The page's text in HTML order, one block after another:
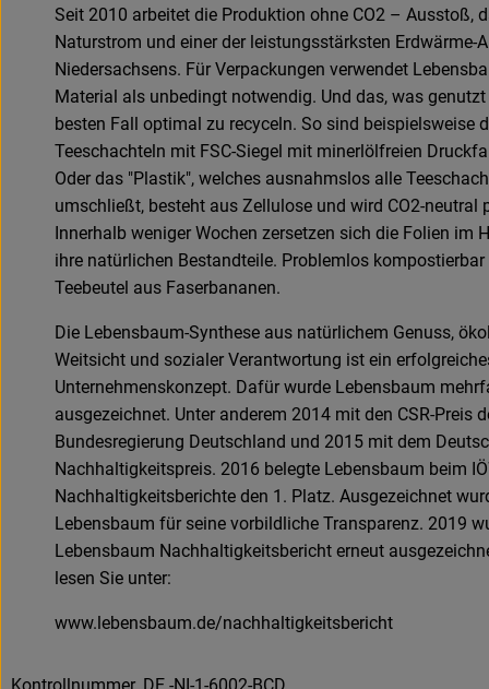
Seit 2010 arbeitet die Produktion ohne CO2 – Ausstoß,
Naturstrom und einer der leistungsstärksten Erdwärme-
Niedersachsens. Für Verpackungen verwendet
Material als unbedingt notwendig. Und das, was
besten Fall optimal zu recyceln. So sind beispielsweise
Teeschachteln mit FSC-Siegel mit minerlölfreien
Oder das "Plastik", welches ausnahmslos alle
umschließt, besteht aus Zellulose und wird CO2-neutral
Innerhalb weniger Wochen zersetzen sich die Folien im
ihre natürlichen Bestandteile. Problemlos
Teebeutel aus Faserbananen.
Die Lebensbaum-Synthese aus natürlichem Genuss,
Weitsicht und sozialer Verantwortung ist ein
Unternehmenskonzept. Dafür wurde Lebensbaum
ausgezeichnet. Unter anderem 2014 mit den CSR-Preis
Bundesregierung Deutschland und 2015 mit dem
Nachhaltigkeitspreis. 2016 belegte Lebensbaum beim
Nachhaltigkeitsberichte den 1. Platz. Ausgezeichnet
Lebensbaum für seine vorbildliche Transparenz. 2019
Lebensbaum Nachhaltigkeitsbericht erneut
lesen Sie unter:
www.lebensbaum.de/nachhaltigkeitsbericht